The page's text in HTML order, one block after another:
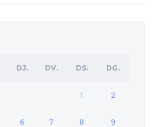
DJ. DV. DS. DG.
1 2
6 7 8 9